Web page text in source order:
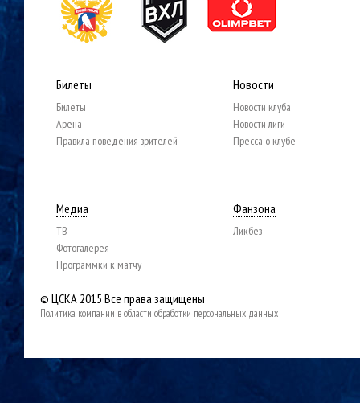
Билеты
Билеты
Арена
Правила поведения зрителей
Новости
Новости клуба
Новости лиги
Пресса о клубе
Медиа
ТВ
Фотогалерея
Программки к матчу
Фанзона
Ликбез
© ЦСКА 2015 Все права защищены
Политика компании в области обработки персональных данных